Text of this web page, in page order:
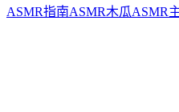
ASMR指南ASMR木瓜ASMR